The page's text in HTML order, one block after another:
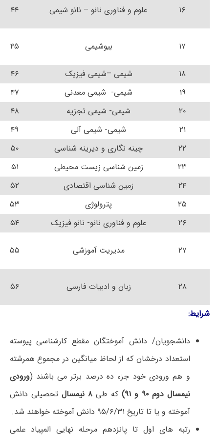
۱۶ علوم و فناوری نانو – نانو شیمی ۴۴
۱۷ بیوشیمی ۴۵
۱۸ شیمی –شیمی فیزیک
۴۶
۱۹
شیمی- شیمی معدنی
۴۷
۲۰
شیمی- شیمی تجزیه
۴۸
۲۱
شیمی- شیمی آلی
۴۹
۲۲
چینه نگاری و دیرینه شناسی
۵۰
۲۳
زمین شناسی زیست محیطی
۵۱
۲۴
زمین شناسی اقتصادی
۵۲
۲۵
پترولوژی
۵۳
۲۶
علوم و فناوری نانو- نانو فیزیک ۵۴
۲۷ مدیریت آموزشی ۵۵
۲۸ زبان و ادبیات فارسی ۵۶
شرایط:
دانشجویان/ دانش آموختگان مقطع کارشناسی پیوسته
استعداد درخشان که از لحاظ میانگین در مجموع هم­رشته
و هم­ ورودی خود جزء ده درصد برتر می­ باشند (ورودی
نیمسال دوم ۹۰ و ۹۱) که طی۸ نیمسال
تحصیلی دانش
آموخته و یا تا تاریخ ۹۵/۶/۳۱ دانش آموخته خواهند شد.
رتبه های اول تا پانزدهم مرحله نهایی المپیاد علمی